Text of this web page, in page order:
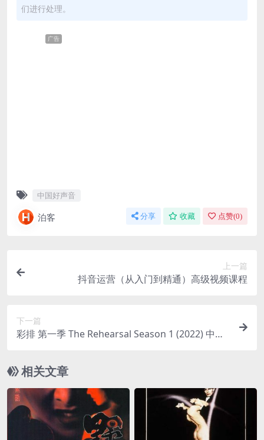
们进行处理。
广告
中国好声音
泊客 分享 收藏 点赞(0)
上一篇
抖音运营（从入门到精通）高级视频课程
下一篇
彩排 第一季 The Rehearsal Season 1 (2022) 中字
相关文章